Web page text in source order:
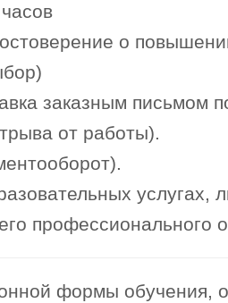
о
заказным письмом
от работы).
услугах,
профессионального
формы обучения,